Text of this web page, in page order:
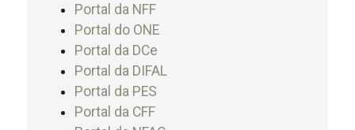
Portal da NFF
Portal do ONE
Portal da DCe
Portal da DIFAL
Portal da PES
Portal da CFF